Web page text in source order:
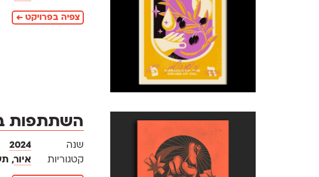
צפיה בפרויקט ←
השתתפות
שנה
2024
קטגוריות
איור,